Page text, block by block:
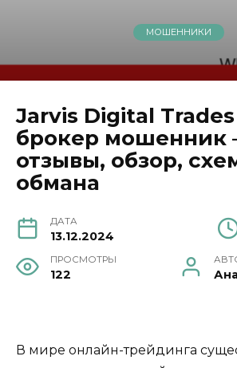
МОШЕННИКИ
Jarvis Digital
брокер мошенник
отзывы, обзор,
обмана
ДАТА
13.12.2024
ПРОСМОТРЫ
122
В мире онлайн-трейдинга